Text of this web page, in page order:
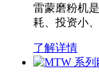
雷蒙磨粉机
耗、投资小
了解详情